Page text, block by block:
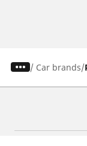
/ Car brands